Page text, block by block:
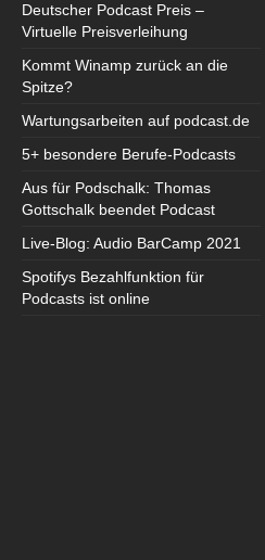
Deutscher Podcast Preis –
Virtuelle Preisverleihung
Kommt Winamp zurück an die
Spitze?
Wartungsarbeiten auf podcast.de
5+ besondere Berufe-Podcasts
Aus für Podschalk: Thomas
Gottschalk beendet Podcast
Live-Blog: Audio BarCamp 2021
Spotifys Bezahlfunktion für
Podcasts ist online